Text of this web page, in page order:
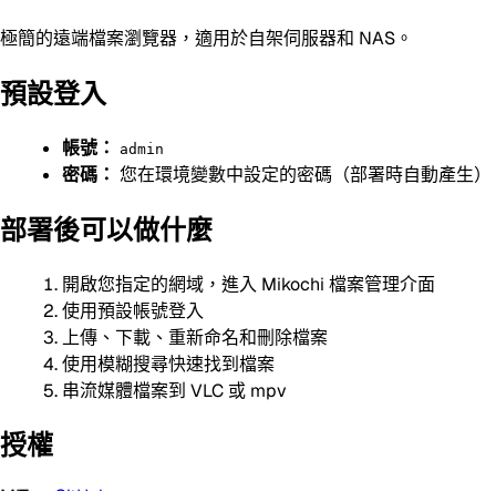
極簡的遠端檔案瀏覽器，適用於自架伺服器和 NAS。
預設登入
帳號： admin
密碼： 您在環境變數中設定的密碼（部署時自動產生）
部署後可以做什麼
開啟您指定的網域，進入 Mikochi 檔案管理介面
使用預設帳號登入
上傳、下載、重新命名和刪除檔案
使用模糊搜尋快速找到檔案
串流媒體檔案到 VLC 或 mpv
授權